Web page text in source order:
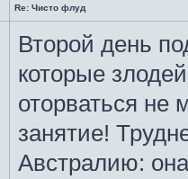
Re: Чисто флуд
Второй день
которые
оторваться не
занятие!
Австралию: